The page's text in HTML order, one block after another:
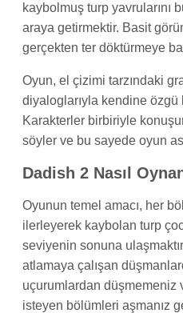
kaybolmuş turp yavrularını
araya getirmektir. Basit
gerçekten ter döktürmeye
Oyun, el çizimi tarzındaki
diyaloglarıyla kendine özgü
Karakterler birbiriyle
söyler ve bu sayede oyun
Dadish 2 Nasıl
Oyunun temel amacı, her
ilerleyerek kaybolan turp
seviyenin sonuna
atlamaya çalışan
uçurumlardan düşmemeniz
isteyen bölümleri aşmanız